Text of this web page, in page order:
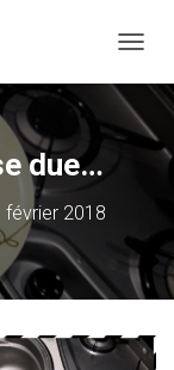
due…
février 2018